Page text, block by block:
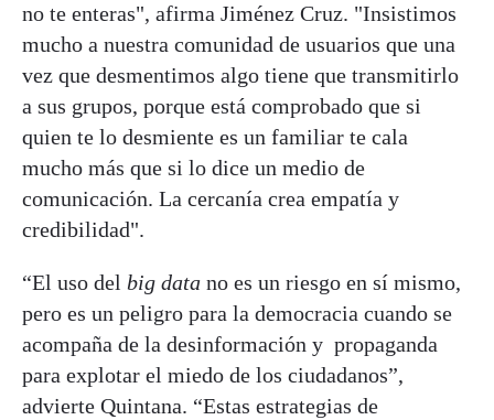
no te enteras", afirma Jiménez Cruz. "Insistimos
mucho a nuestra comunidad de usuarios que una
vez que desmentimos algo tiene que transmitirlo
a sus grupos, porque está comprobado que si
quien te lo desmiente es un familiar te cala
mucho más que si lo dice un medio de
comunicación. La cercanía crea empatía y
credibilidad".
“El uso del big data no es un riesgo en sí mismo,
pero es un peligro para la democracia cuando se
acompaña de la desinformación y propaganda
para explotar el miedo de los ciudadanos”,
advierte Quintana. “Estas estrategias de